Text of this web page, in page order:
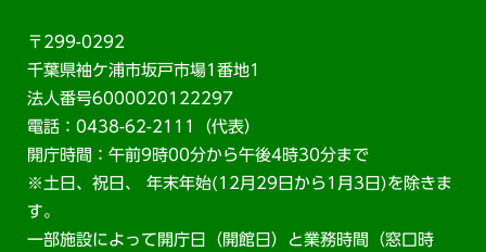
〒299-0292
千葉県袖ケ浦市坂戸市場1番地1
法人番号6000020122297
電話：0438-62-2111（代表）
開庁時間：午前9時00分から午後4時30分まで
※土日、祝日、 年末年始(12月29日から1月3日)を除きま
す。
一部施設によって開庁日（開館日）と業務時間（窓口時